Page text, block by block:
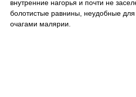
внутренние нагорья и почти не
болотистые равнины, неудобные
очагами малярии.